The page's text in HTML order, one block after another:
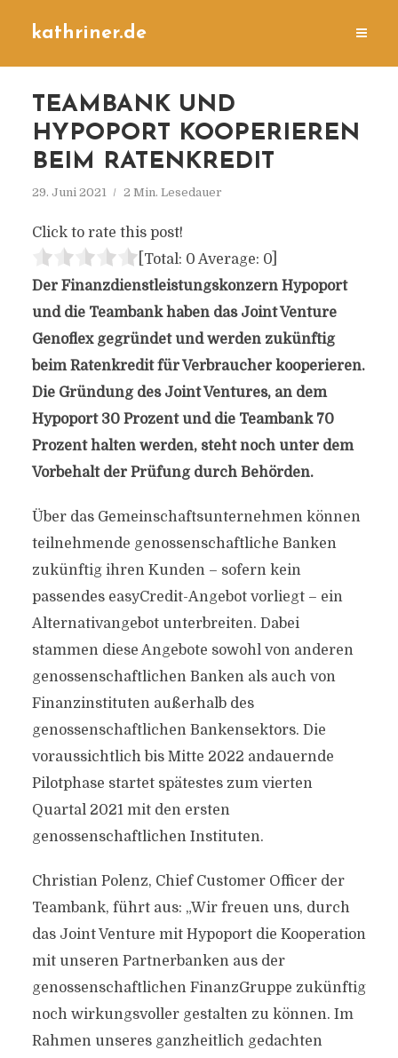
kathriner.de
TEAMBANK UND
HYPOPORT KOOPERIEREN
BEIM RATENKREDIT
29. Juni 2021 2 Min. Lesedauer
Click to rate this post!
[Total: 0 Average: 0]
Der Finanzdienstleistungskonzern Hypoport
und die Teambank haben das Joint Venture
Genoflex gegründet und werden zukünftig
beim Ratenkredit für Verbraucher kooperieren.
Die Gründung des Joint Ventures, an dem
Hypoport 30 Prozent und die Teambank 70
Prozent halten werden, steht noch unter dem
Vorbehalt der Prüfung durch Behörden.
Über das Gemeinschaftsunternehmen können
teilnehmende genossenschaftliche Banken
zukünftig ihren Kunden – sofern kein
passendes easyCredit-Angebot vorliegt – ein
Alternativangebot unterbreiten. Dabei
stammen diese Angebote sowohl von anderen
genossenschaftlichen Banken als auch von
Finanzinstituten außerhalb des
genossenschaftlichen Bankensektors. Die
voraussichtlich bis Mitte 2022 andauernde
Pilotphase startet spätestes zum vierten
Quartal 2021 mit den ersten
genossenschaftlichen Instituten.
Christian Polenz, Chief Customer Officer der
Teambank, führt aus: „Wir freuen uns, durch
das Joint Venture mit Hypoport die Kooperation
mit unseren Partnerbanken aus der
genossenschaftlichen FinanzGruppe zukünftig
noch wirkungsvoller gestalten zu können. Im
Rahmen unseres ganzheitlich gedachten